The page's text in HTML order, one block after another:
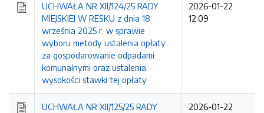
UCHWAŁA NR XII/124/25 RADY
MIEJSKIEJ W RESKU z dnia 18
września 2025 r. w sprawie
wyboru metody ustalenia opłaty
za gospodarowanie odpadami
komunalnymi oraz ustalenia
wysokości stawki tej opłaty
2026-01-22
12:09
UCHWAŁA NR XII/125/25 RADY
2026-01-22